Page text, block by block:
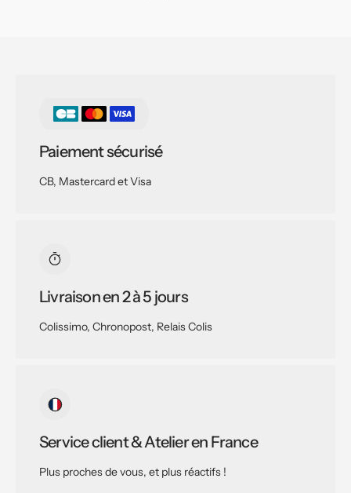
Paiement sécurisé
CB, Mastercard et Visa
Livraison en 2 à 5 jours
Colissimo, Chronopost, Relais Colis
Service client & Atelier en France
Plus proches de vous, et plus réactifs !